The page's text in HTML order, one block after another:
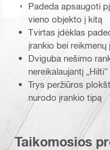
Padeda apsaugoti
vieno objekto į kitą
Tvirtas įdėklas
įrankio bei reikmenų
Dviguba nešimo
nereikalaujantį
Trys peržiūros
nurodo įrankio tipą
Taikomosios